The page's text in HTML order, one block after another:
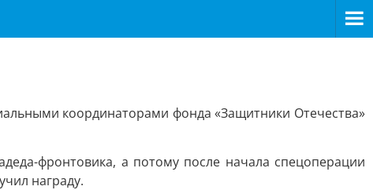
координаторами фонда «Защитники Отечества»
фронтовика, а потому после начала спецоперации
награду.